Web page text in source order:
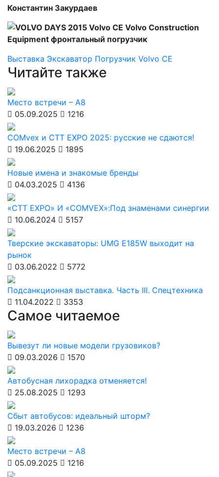
Константин Закурдаев
Выставка Экскаватор Погрузчик Volvo CE
Читайте также
Место встречи – А8
05.09.2025
1216
COMvex и СТТ ЕХРО 2025: русские не сдаются!
19.06.2025
1895
Новые имена и знакомые бренды
04.03.2025
4136
«CTT EXPO» И «COMVEX»:Под знаменами синергии
10.06.2024
5157
Тверские экскаваторы: UMG E185W выходит на
рынок
03.06.2022
5772
Подсанкционная выставка. Часть III. Спецтехника
11.04.2022
3353
Самое читаемое
Вывезут ли новые модели грузовиков?
09.03.2026
1570
Автобусная лихорадка отменяется!
25.08.2025
1293
Сбыт автобусов: идеальный шторм?
19.03.2026
1236
Место встречи – А8
05.09.2025
1216